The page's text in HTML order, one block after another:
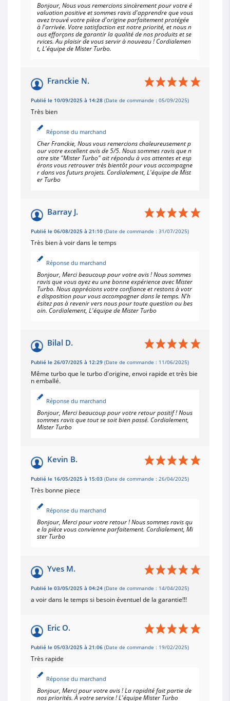
Bonjour, Nous vous remercions sincèrement pour votre é
valuation positive et sommes ravis d'apprendre que vous
avez trouvé votre pièce d'origine parfaitement protégée
à l'arrivée. Votre satisfaction est notre priorité, et nous n
ous efforçons de garantir la qualité de nos produits et se
rvices. Au plaisir de vous servir à nouveau ! Cordialemen
t, L'équipe de Mister Turbo.
Franckie N.
Publié le 10/09/2025 à 14:28 (Date de commande : 05/09/2025)
Très bien
Réponse du marchand
Cher Franckie, Nous vous remercions chaleureusement p
our votre excellent avis de 5/5. Nous sommes ravis que n
otre site "Mister Turbo" ait répondu à vos attentes et esp
érons vous retrouver très bientôt pour vous accompagne
r dans vos futurs projets. Cordialement, L'équipe de Mist
er Turbo
Barray J.
Publié le 06/08/2025 à 21:10 (Date de commande : 31/07/2025)
Très bien à voir dans le temps
Réponse du marchand
Bonjour, Merci beaucoup pour votre avis ! Nous sommes
ravis que vous ayez eu une bonne expérience avec Mister
Turbo. Nous apprécions votre confiance et restons à votr
e disposition pour vous accompagner dans le temps. N'h
ésitez pas à revenir vers nous pour toute question ou bes
oin. Cordialement, L'équipe de Mister Turbo
Bilal D.
Publié le 26/07/2025 à 12:29 (Date de commande : 11/06/2025)
Même turbo que le turbo d'origine, envoi rapide et très bie
n emballé.
Réponse du marchand
Bonjour, Merci beaucoup pour votre retour positif ! Nous
sommes ravis que tout se soit bien passé. Cordialement,
Mister Turbo
Kevin B.
Publié le 16/05/2025 à 15:03 (Date de commande : 26/04/2025)
Très bonne piece
Réponse du marchand
Bonjour, Merci pour votre retour ! Nous sommes ravis qu
e la pièce vous convienne parfaitement. Cordialement, Mi
ster Turbo
Yves M.
Publié le 03/05/2025 à 04:24 (Date de commande : 14/04/2025)
a voir dans le temps si besoin éventuel de la garantie!!!
Eric O.
Publié le 05/03/2025 à 21:06 (Date de commande : 19/02/2025)
Très rapide
Réponse du marchand
Bonjour, Merci pour votre avis ! La rapidité fait partie de
nos priorités. À votre service ! L'équipe Mister Turbo